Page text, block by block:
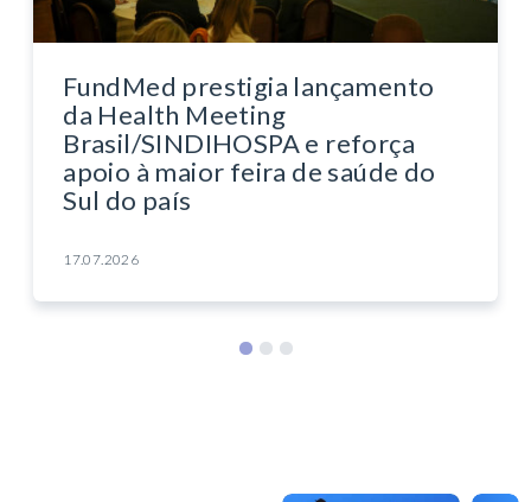
FundMed prestigia lançamento
da Health Meeting
Brasil/SINDIHOSPA e reforça
apoio à maior feira de saúde do
Sul do país
17.07.2026